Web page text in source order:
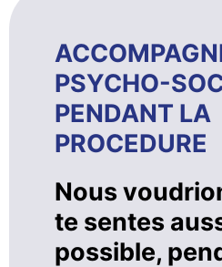
PSYCHO-
PENDANT LA
PROCEDURE
Nous
te sentes
possible,